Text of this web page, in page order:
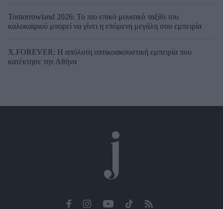
Tomorrowland 2026: Το πιο επικό μουσικό ταξίδι του
καλοκαιριού μπορεί να γίνει η επόμενη μεγάλη σου εμπειρία
X.FOREVER: Η απόλυτη οπτικοακουστική εμπειρία που
κατέκτησε την Αθήνα